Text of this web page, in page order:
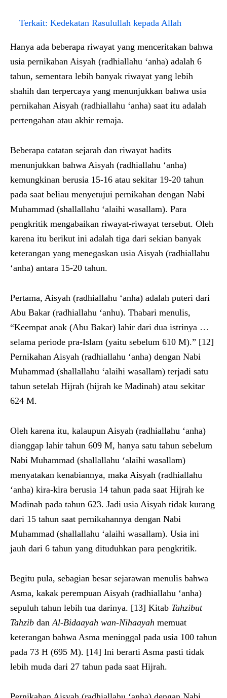
Terkait: Kedekatan Rasulullah kepada Allah
Hanya ada beberapa riwayat yang menceritakan bahwa
usia pernikahan Aisyah (radhiallahu ‘anha) adalah 6
tahun, sementara lebih banyak riwayat yang lebih
shahih dan terpercaya yang menunjukkan bahwa usia
pernikahan Aisyah (radhiallahu ‘anha) saat itu adalah
pertengahan atau akhir remaja.
Beberapa catatan sejarah dan riwayat hadits
menunjukkan bahwa Aisyah (radhiallahu ‘anha)
kemungkinan berusia 15-16 atau sekitar 19-20 tahun
pada saat beliau menyetujui pernikahan dengan Nabi
Muhammad (shallallahu ‘alaihi wasallam). Para
pengkritik mengabaikan riwayat-riwayat tersebut. Oleh
karena itu berikut ini adalah tiga dari sekian banyak
keterangan yang menegaskan usia Aisyah (radhiallahu
‘anha) antara 15-20 tahun.
Pertama, Aisyah (radhiallahu ‘anha) adalah puteri dari
Abu Bakar (radhiallahu ‘anhu). Thabari menulis,
“Keempat anak (Abu Bakar) lahir dari dua istrinya …
selama periode pra-Islam (yaitu sebelum 610 M).” [12]
Pernikahan Aisyah (radhiallahu ‘anha) dengan Nabi
Muhammad (shallallahu ‘alaihi wasallam) terjadi satu
tahun setelah Hijrah (hijrah ke Madinah) atau sekitar
624 M.
Oleh karena itu, kalaupun Aisyah (radhiallahu ‘anha)
dianggap lahir tahun 609 M, hanya satu tahun sebelum
Nabi Muhammad (shallallahu ‘alaihi wasallam)
menyatakan kenabiannya, maka Aisyah (radhiallahu
‘anha) kira-kira berusia 14 tahun pada saat Hijrah ke
Madinah pada tahun 623. Jadi usia Aisyah tidak kurang
dari 15 tahun saat pernikahannya dengan Nabi
Muhammad (shallallahu ‘alaihi wasallam). Usia ini
jauh dari 6 tahun yang dituduhkan para pengkritik.
Begitu pula, sebagian besar sejarawan menulis bahwa
Asma, kakak perempuan Aisyah (radhiallahu ‘anha)
sepuluh tahun lebih tua darinya. [13] Kitab Tahzibut
Tahzib dan Al-Bidaayah wan-Nihaayah memuat
keterangan bahwa Asma meninggal pada usia 100 tahun
pada 73 H (695 M). [14] Ini berarti Asma pasti tidak
lebih muda dari 27 tahun pada saat Hijrah.